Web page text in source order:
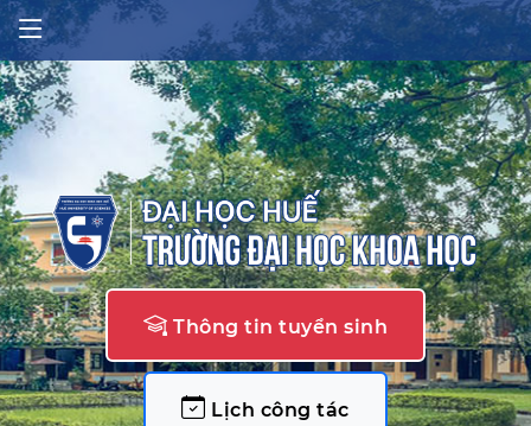
Thông tin tuyển sinh
Lịch công tác